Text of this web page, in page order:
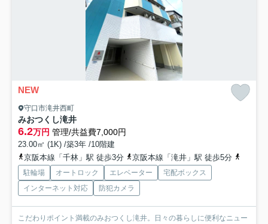
NEW
守口市滝井西町
みおつくし滝井
6.2万円 管理/共益費7,000円
23.00㎡ (1K) /築3年 /10階建
京阪本線「千林」駅 徒歩3分
京阪本線「滝井」駅 徒歩5分
駐輪場 オートロック エレベーター
宅配ボックス
インターネット対応
防犯カメラ
こだわりポイント満載のみおつくし滝井。日々の暮らしに便利なニュー